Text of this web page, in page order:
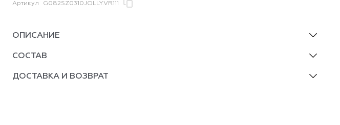
Артикул G082SZ0310JOLLY.VR111
ОПИСАНИЕ
СОСТАВ
ДОСТАВКА И ВОЗВРАТ